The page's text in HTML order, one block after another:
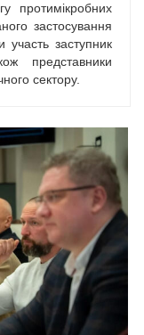
протимікробних
застосування
участь заступник
представники
сектору.